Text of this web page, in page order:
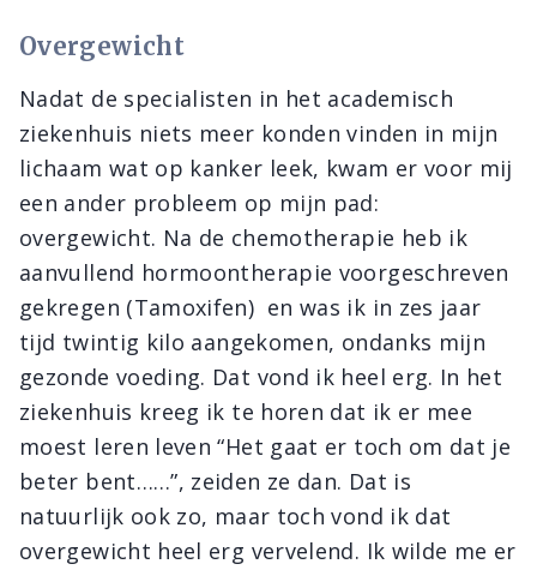
Overgewicht
Nadat de specialisten in het academisch
ziekenhuis niets meer konden vinden in mijn
lichaam wat op kanker leek, kwam er voor mij
een ander probleem op mijn pad:
overgewicht. Na de chemotherapie heb ik
aanvullend hormoontherapie voorgeschreven
gekregen (Tamoxifen) en was ik in zes jaar
tijd twintig kilo aangekomen, ondanks mijn
gezonde voeding. Dat vond ik heel erg. In het
ziekenhuis kreeg ik te horen dat ik er mee
moest leren leven “Het gaat er toch om dat je
beter bent……”, zeiden ze dan. Dat is
natuurlijk ook zo, maar toch vond ik dat
overgewicht heel erg vervelend. Ik wilde me er